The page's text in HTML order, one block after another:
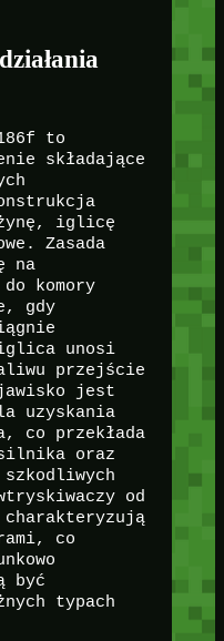
to
składające
iglicę
Zasada
na
komory
gdy
iglica unosi
przejście
jest
uzyskania
co przekłada
oraz
od
co
być
typach